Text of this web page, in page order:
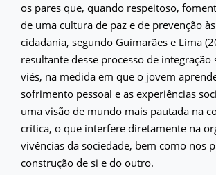
os pares que, quando respeitoso,
de uma cultura de paz e de prevenção
cidadania, segundo Guimarães e Lima
resultante desse processo de integração
viés, na medida em que o jovem
sofrimento pessoal e as experiências
uma visão de mundo mais pautada na
crítica, o que interfere diretamente na
vivências da sociedade, bem como nos
construção de si e do outro.